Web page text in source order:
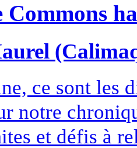
Commons
ce sont les
notre
et défis à